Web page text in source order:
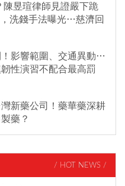
昱瑄律師見證嚴下跪
洗錢手法曝光…慈濟回
影響範圍、交通異動…
性演習不配合最高罰
新藥公司！藥華藥深耕
藥？
/ HOT NEWS /